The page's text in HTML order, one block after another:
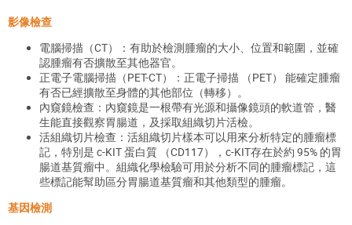
影像檢查
電腦掃描（CT）：有助於檢測腫瘤的大小、位置和範圍，並確
認腫瘤有否擴散至其他器官。
正電子電腦掃描（PET-CT）：正電子掃描 （PET） 能確定腫瘤
有否已經擴散至身體的其他部位（轉移）。
內窺鏡檢查：內窺鏡是一根帶有光源和攝像鏡頭的軟道管，醫
生能直接觀察胃腸道，及採取組織切片活檢。
活組織切片檢查：活組織切片樣本可以用來分析特定的腫瘤標
記，特別是 c-KIT 蛋白質 （CD117），c-KIT存在於約 95% 的胃
腸道基質瘤中。組織化學檢驗可用於分析不同的腫瘤標記，這
些標記能幫助區分胃腸道基質瘤和其他類型的腫瘤。
基因檢測